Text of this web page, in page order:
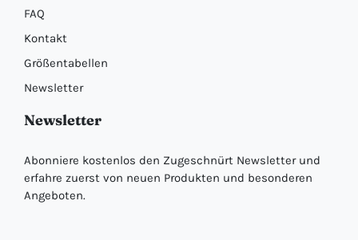
FAQ
Kontakt
Größentabellen
Newsletter
Newsletter
Abonniere kostenlos den Zugeschnürt Newsletter und
erfahre zuerst von neuen Produkten und besonderen
Angeboten.